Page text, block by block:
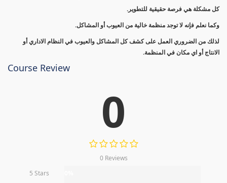
كل مشكلة هي فرصة حقيقية للتطوير.
وكما نعلم فإنه لا توجد منظمة خالية من العيوب أو المشاكل.
لذلك من الضروري العمل على كشف كل المشاكل والعيوب في النظام الاداري أو
الانتاج أو اي مكان في المنظمة.
Course Review
0
0 Reviews
5 Stars